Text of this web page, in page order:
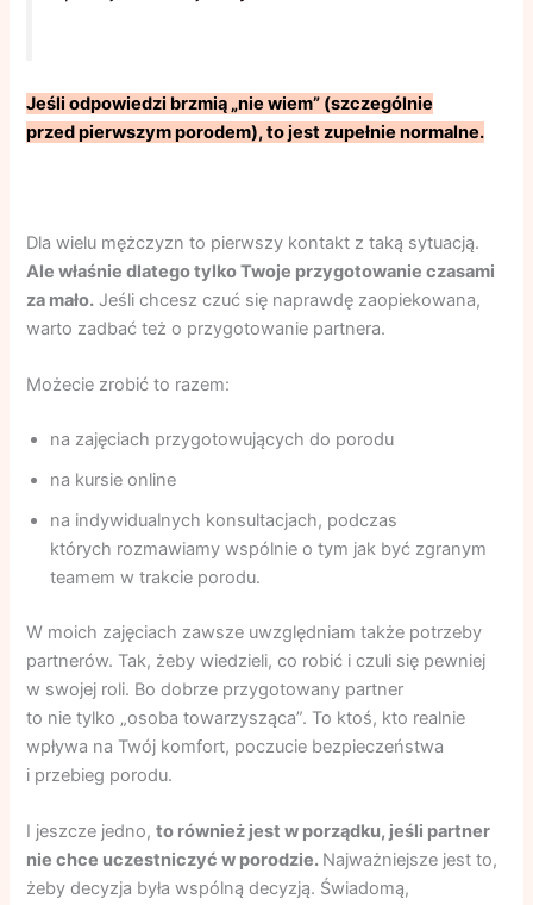
Jeśli odpowiedzi brzmią „nie wiem” (szczególnie
przed pierwszym porodem), to jest zupełnie normalne.
Dla wielu mężczyzn to pierwszy kontakt z taką sytuacją.
Ale właśnie dlatego tylko Twoje przygotowanie czasami
za mało. Jeśli chcesz czuć się naprawdę zaopiekowana,
warto zadbać też o przygotowanie partnera.
Możecie zrobić to razem:
na zajęciach przygotowujących do porodu
na kursie online
na indywidualnych konsultacjach, podczas
których rozmawiamy wspólnie o tym jak być zgranym
teamem w trakcie porodu.
W moich zajęciach zawsze uwzględniam także potrzeby
partnerów. Tak, żeby wiedzieli, co robić i czuli się pewniej
w swojej roli. Bo dobrze przygotowany partner
to nie tylko „osoba towarzysząca”. To ktoś, kto realnie
wpływa na Twój komfort, poczucie bezpieczeństwa
i przebieg porodu.
I jeszcze jedno,to również jest w porządku, jeśli partner
nie chce uczestniczyć w porodzie. Najważniejsze jest to,
żeby decyzja była wspólną decyzją. Świadomą,